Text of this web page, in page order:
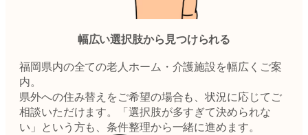
幅広い選択肢から見つけられる
福岡県内の全ての老人ホーム・介護施設を幅広くご案
内。
県外への住み替えをご希望の場合も、状況に応じてご
相談いただけます。「選択肢が多すぎて決められな
い」という方も、条件整理から一緒に進めます。